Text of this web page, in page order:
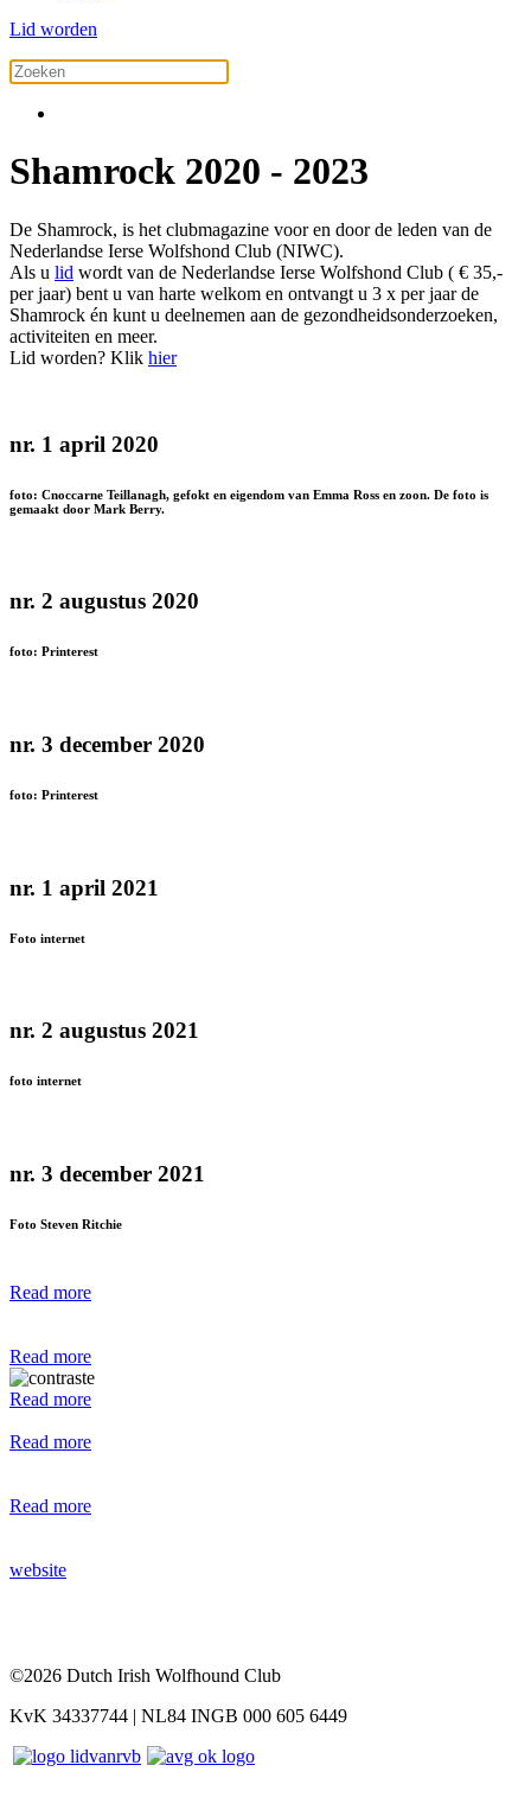
Lid worden
Shamrock 2020 - 2023
De Shamrock, is het clubmagazine voor en door de leden van de
Nederlandse Ierse Wolfshond Club (NIWC).
Als u lid wordt van de Nederlandse Ierse Wolfshond Club ( € 35,-
per jaar) bent u van harte welkom en ontvangt u 3 x per jaar de
Shamrock én kunt u deelnemen aan de gezondheidsonderzoeken,
activiteiten en meer.
Lid worden? Klik hier
nr. 1 april 2020
foto: Cnoccarne Teillanagh, gefokt en eigendom van Emma Ross en zoon. De foto is
gemaakt door Mark Berry.
nr. 2 augustus 2020
foto: Printerest
nr. 3 december 2020
foto: Printerest
nr. 1 april 2021
Foto internet
nr. 2 augustus 2021
foto internet
nr. 3 december 2021
Foto Steven Ritchie
Read more
Read more
Read more
Read more
Read more
website
©2026 Dutch Irish Wolfhound Club
KvK 34337744 | NL84 INGB 000 605 6449